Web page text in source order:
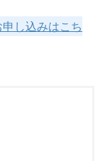
し込みはこち